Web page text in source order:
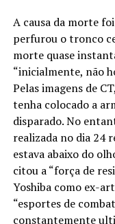
A causa da morte
perfurou o tronco
morte quase
“inicialmente, não
Pelas imagens de
tenha colocado a
disparado. No
realizada no dia 24
estava abaixo do
citou a “força de
Yoshiba como ex-
“esportes de
constantemente